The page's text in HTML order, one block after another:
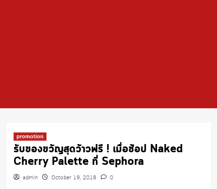
promotion
รับของขวัญสุดว้าวฟรี ! เมื่อช้อป Naked
Cherry Palette ที่ Sephora
admin October 19, 2018 0